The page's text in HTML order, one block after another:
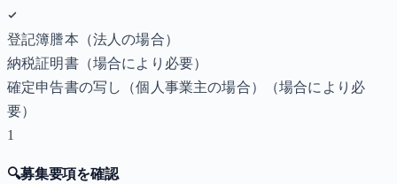
登記簿謄本（法人の場合）
納税証明書（場合により必要）
確定申告書の写し（個人事業主の場合）
（場合により必
要）
1
🔍募集要項を確認